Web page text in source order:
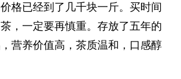
格已经到了几千块一斤。买时间
，一定要再慎重。存放了五年的
营养价值高，茶质温和，口感醇